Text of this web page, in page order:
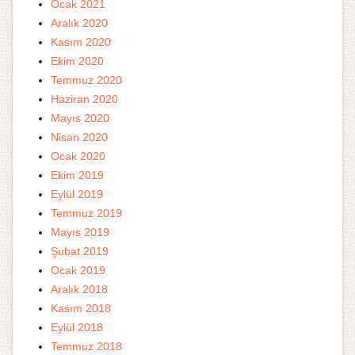
Ocak 2021
Aralık 2020
Kasım 2020
Ekim 2020
Temmuz 2020
Haziran 2020
Mayıs 2020
Nisan 2020
Ocak 2020
Ekim 2019
Eylül 2019
Temmuz 2019
Mayıs 2019
Şubat 2019
Ocak 2019
Aralık 2018
Kasım 2018
Eylül 2018
Temmuz 2018